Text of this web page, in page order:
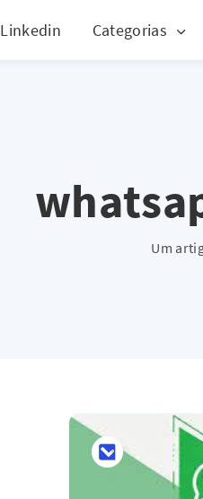
Linkedin Categorias
Um